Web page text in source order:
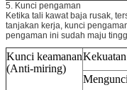
5. Kunci pengaman
Ketika tali kawat baja rusak,
tanjakan kerja, kunci
pengaman ini sudah maju
Kunci keamanan
(Anti-miring)